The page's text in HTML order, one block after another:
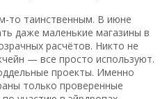
то таинственным. В июне
даже маленькие магазины в
расчётов. Никто не
— все просто используют.
проекты. Именно
только проверенные